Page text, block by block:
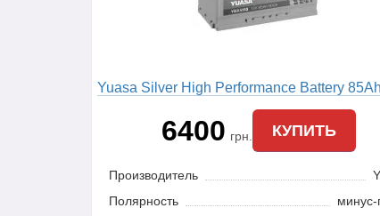
Yuasa Silver High Performance Battery
R (YBX5110)
6400 грн. КУПИТЬ
Производитель
Полярность